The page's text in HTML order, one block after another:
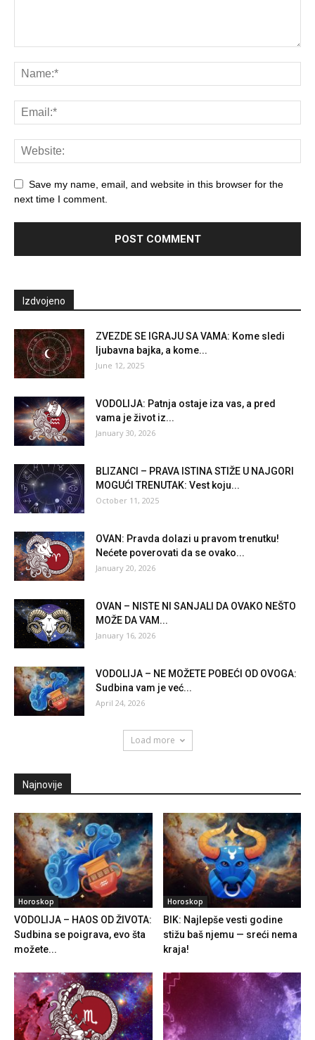
Save my name, email, and website in this browser for the
next time I comment.
Izdvojeno
ZVEZDE SE IGRAJU SA VAMA: Kome sledi
ljubavna bajka, a kome...
June 12, 2025
VODOLIJA: Patnja ostaje iza vas, a pred
vama je život iz...
January 30, 2026
BLIZANCI – PRAVA ISTINA STIŽE U NAJGORI
MOGUĆI TRENUTAK: Vest koju...
October 11, 2025
OVAN: Pravda dolazi u pravom trenutku!
Nećete poverovati da se ovako...
January 20, 2026
OVAN – NISTE NI SANJALI DA OVAKO NEŠTO
MOŽE DA VAM...
January 16, 2026
VODOLIJA – NE MOŽETE POBEĆI OD OVOGA:
Sudbina vam je već...
April 24, 2026
Load more
Najnovije
Horoskop
VODOLIJA – HAOS OD ŽIVOTA:
Sudbina se poigrava, evo šta
možete...
Horoskop
BIK: Najlepše vesti godine
stižu baš njemu — sreći nema
kraja!